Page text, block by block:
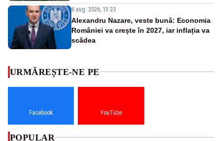
6 aug. 2026, 15:23
Alexandru Nazare, veste bună: Economia
României va crește în 2027, iar inflația va
scădea
URMĂREȘTE-NE PE
Facebook YouTube
POPULAR